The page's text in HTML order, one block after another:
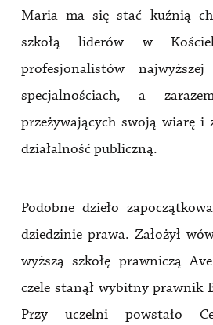
Maria ma się stać kuźnią
szkołą liderów w
profesjonalistów
specjalnościach, a
przeżywających swoją wiarę i
działalność publiczną.
Podobne dzieło
dziedzinie prawa. Założył
wyższą szkołę prawniczą
czele stanął wybitny prawnik
Przy uczelni powstało